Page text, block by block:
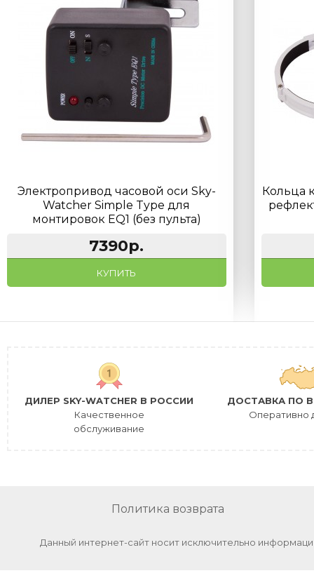
Электропривод часовой оси Sky-
Watcher Simple Type для
монтировок EQ1 (без пульта)
7390р.
КУПИТЬ
Кольца
ДИЛЕР SKY-WATCHER В РОССИИ
Качественное
обслуживание
ДОСТАВКА ПО
Оперативно
Политика возврата
Данный интернет-сайт носит исключительно